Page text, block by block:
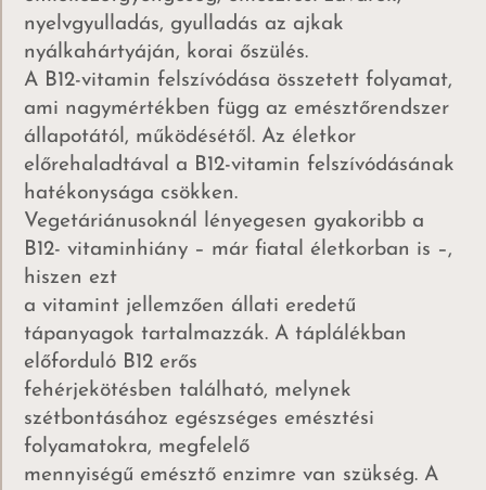
nyelvgyulladás, gyulladás az ajkak
nyálkahártyáján, korai őszülés.
A B12-vitamin felszívódása összetett folyamat,
ami nagymértékben függ az emésztőrendszer
állapotától, működésétől. Az életkor
előrehaladtával a B12-vitamin felszívódásának
hatékonysága csökken.
Vegetáriánusoknál lényegesen gyakoribb a
B12- vitaminhiány – már fiatal életkorban is –,
hiszen ezt
a vitamint jellemzően állati eredetű
tápanyagok tartalmazzák. A táplálékban
előforduló B12 erős
fehérjekötésben található, melynek
szétbontásához egészséges emésztési
folyamatokra, megfelelő
mennyiségű emésztő enzimre van szükség. A